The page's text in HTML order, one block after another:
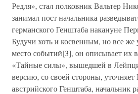
Редля», стал полковник Вальтер
занимал пост начальника
германского Генштаба накануне
Будучи хоть и косвенным, но все
место событий[3], он описывает их
«Тайные силы», вышедшей в
версию, со своей стороны,
австрийского Генштаба, начальник